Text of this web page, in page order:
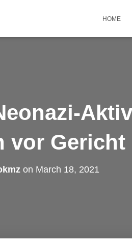
HOME
vor Gericht
on March 18, 2021